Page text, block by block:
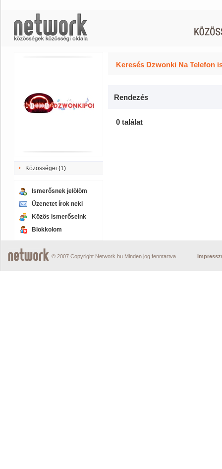
Közösségei (1)
Ismerősnek jelölöm
Üzenetet írok neki
Közös ismerőseink
Blokkolom
Keresés Dzwonki Na Telefon
Rendezés
0 találat
© 2007 Copyright Network.hu Minden jog fenntartva.